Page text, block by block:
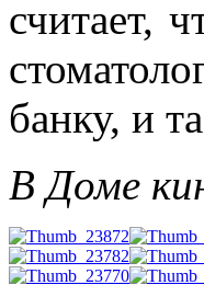
считает,
банку, и
В Доме